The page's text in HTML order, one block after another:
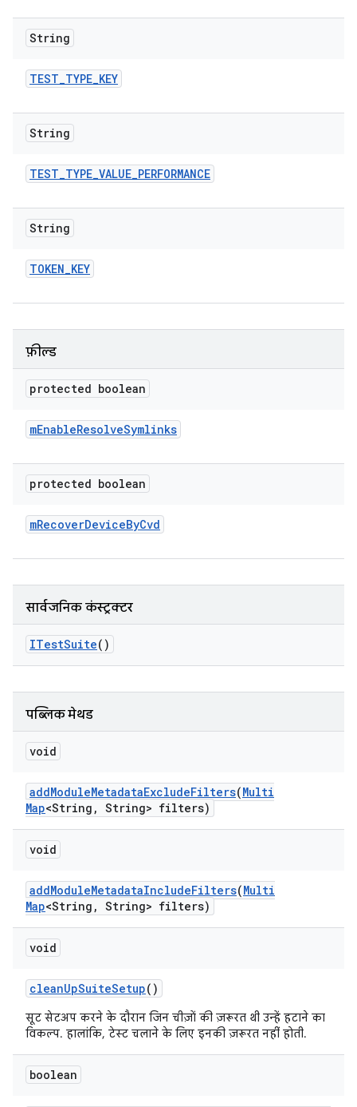
String
TEST_TYPE_KEY
String
TEST_TYPE_VALUE_PERFORMANCE
String
TOKEN_KEY
फ़ील्ड
protected boolean
mEnableResolveSymlinks
protected boolean
mRecoverDeviceByCvd
सार्वजनिक कंस्ट्रक्टर
ITestSuite()
पब्लिक मेथड
void
addModuleMetadataExcludeFilters(Multi
Map<String , String> filters)
void
addModuleMetadataIncludeFilters(Multi
Map<String , String> filters)
void
cleanUpSuiteSetup()
सूट सेटअप करने के दौरान जिन चीज़ों की ज़रूरत थी उन्हें हटाने का
विकल्प. हालांकि, टेस्ट चलाने के लिए इनकी ज़रूरत नहीं होती.
boolean